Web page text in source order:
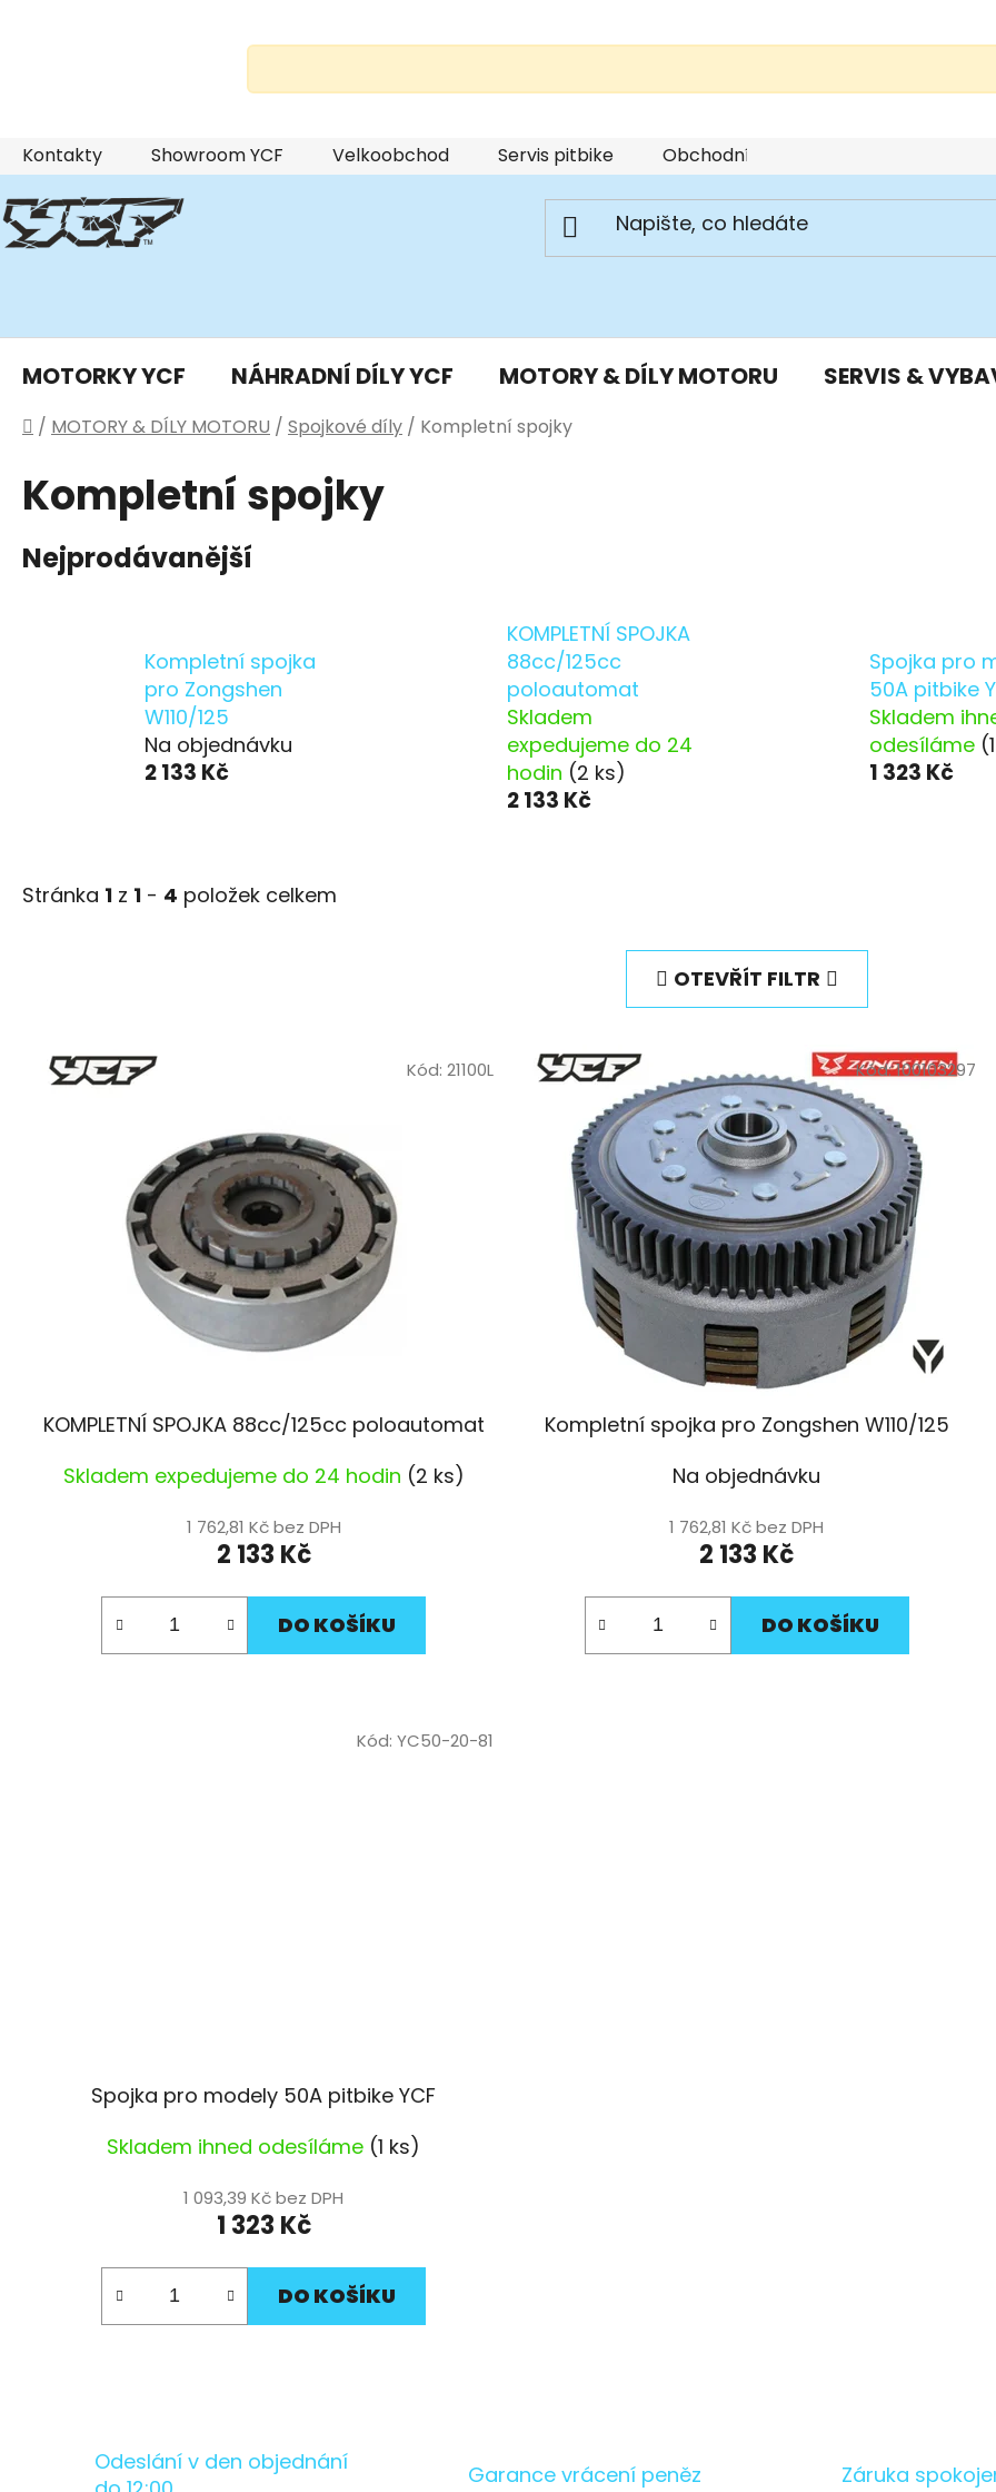
Přejít
na
obsah
Kontakty Showroom YCF Velkoobchod Servis pitbike Obchodní podmínky
MOTORKY YCF NÁHRADNÍ DÍLY YCF MOTORY & DÍLY MOTORU SERVIS &
Domů
/ MOTORY & DÍLY MOTORU / Spojkové díly / Kompletní spojky
Kompletní spojky
Nejprodávanější
Kompletní spojka
pro Zongshen
W110/125
Na objednávku
2 133 Kč
KOMPLETNÍ SPOJKA
88cc/125cc
poloautomat
Skladem
expedujeme do 24
hodin (2 ks)
2 133 Kč
Spojka pro
50A pitbike
Skladem
odesíláme
1 323 Kč
Stránka 1 z 1 - 4 položek celkem
OTEVŘÍT FILTR
KOMPLETNÍ SPOJKA 88cc/125cc poloautomat
Skladem expedujeme do 24 hodin (2 ks)
1 762,81 Kč bez DPH
2 133 Kč
DO KOŠÍKU
Kód: 21100L
Kompletní spojka pro Zongshen W110/125
Na objednávku
1 762,81 Kč bez DPH
2 133 Kč
DO KOŠÍKU
Kód:100103297
Spojka pro modely 50A pitbike YCF
Skladem ihned odesíláme (1 ks)
1 093,39 Kč bez DPH
1 323 Kč
DO KOŠÍKU
Kód: YC50-20-81
Odeslání v den objednání
Garance vrácení peněz Záruka